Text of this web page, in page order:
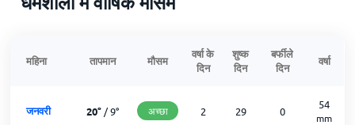
महिना तापमान मौसम
वर्षा के
दिन
शुष्क
दिन
बर्फीले
दिन
वर्षा
जनवरी 20° /9° अच्छा 2 29 0
54
mm